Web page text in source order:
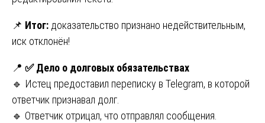
📌 Итог: доказательство признано недействительным,
иск отклонён!
📍 ✅ Дело о долговых обязательствах
🔹 Истец предоставил переписку в Telegram, в которой
ответчик признавал долг.
🔹 Ответчик отрицал, что отправлял сообщения.